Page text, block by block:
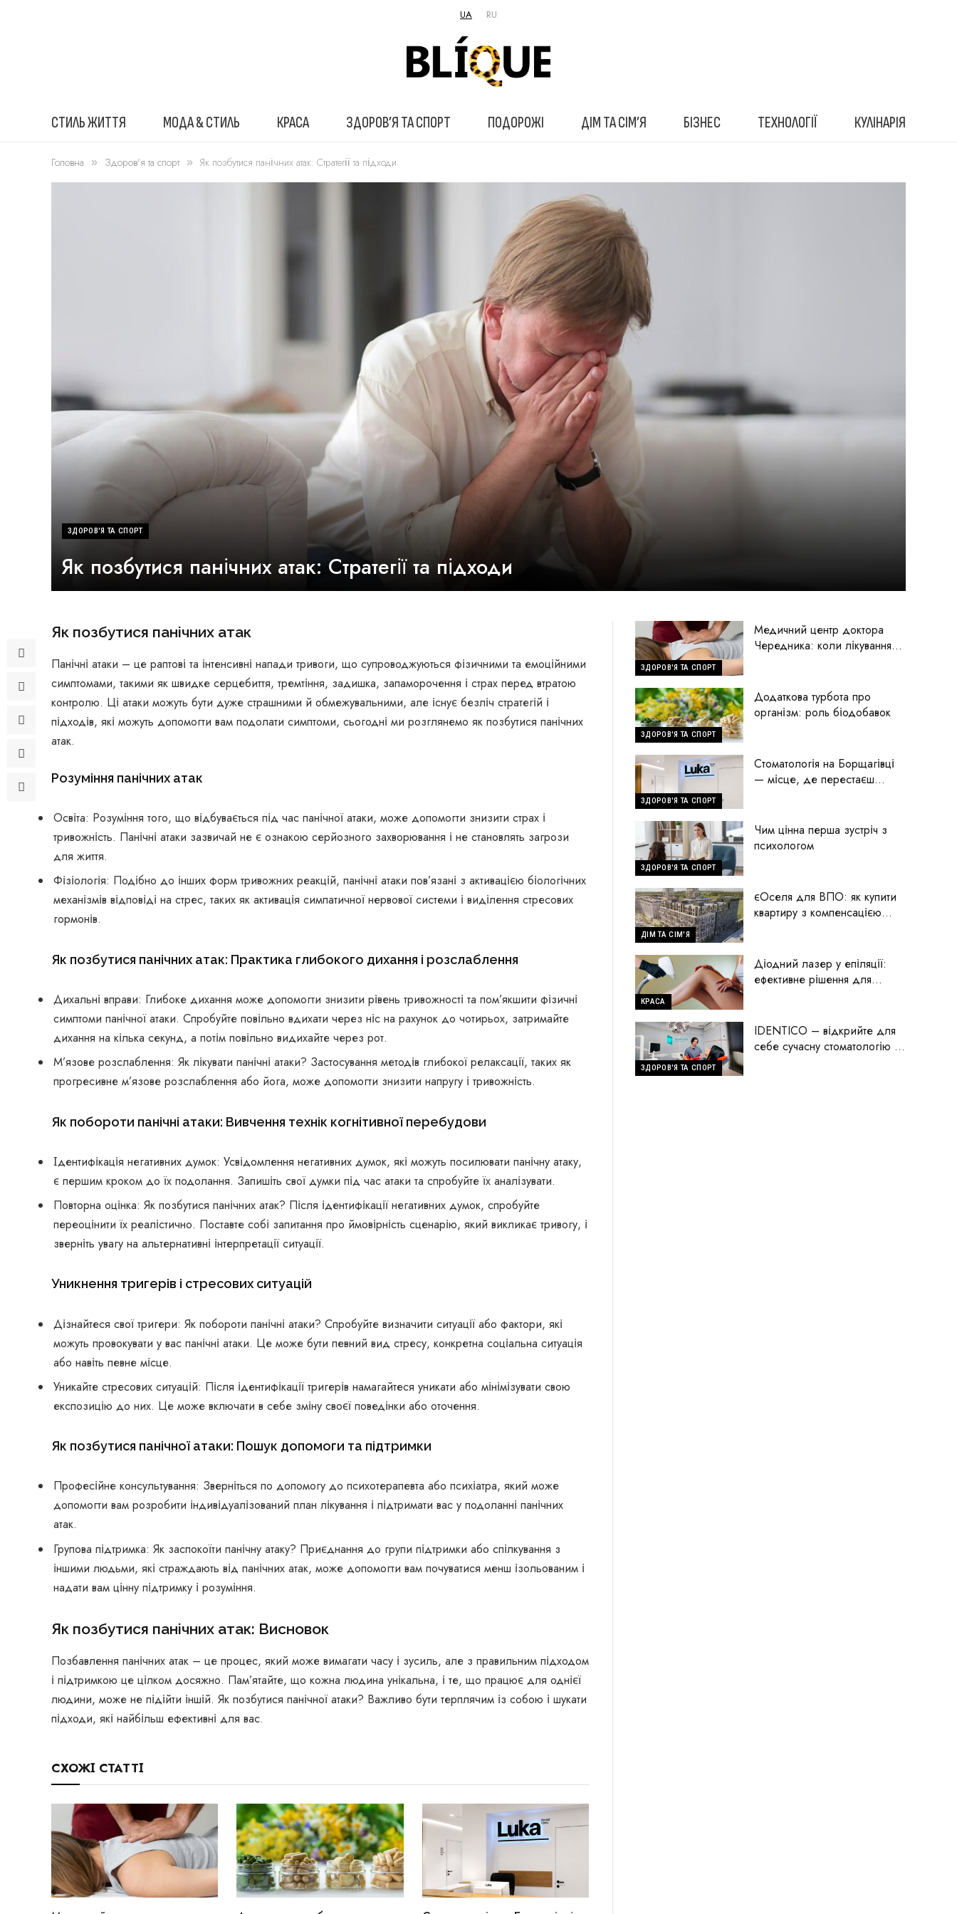
UA RU
СТИЛЬ ЖИТТЯ МОДА & СТИЛЬ КРАСА ЗДОРОВ’Я ТА СПОРТ ПОДОРОЖІ ДІМ ТА СІМ’Я БІЗНЕС ТЕХНОЛОГІЇ КУЛІНАРІЯ
Головна » Здоров'я та спорт » Як позбутися панічних атак: Стратегії та підходи
ЗДОРОВ'Я ТА СПОРТ
Як позбутися панічних атак: Стратегії та підходи
Як позбутися панічних атак
Панічні атаки – це раптові та інтенсивні напади тривоги, що супроводжуються фізичними та емоційними
симптомами, такими як швидке серцебиття, тремтіння, задишка, запаморочення і страх перед втратою
контролю. Ці атаки можуть бути дуже страшними й обмежувальними, але існує безліч стратегій і
підходів, які можуть допомогти вам подолати симптоми, сьогодні ми розглянемо як позбутися панічних
атак.
Розуміння панічних атак
Освіта: Розуміння того, що відбувається під час панічної атаки, може допомогти знизити страх і
тривожність. Панічні атаки зазвичай не є ознакою серйозного захворювання і не становлять загрози
для життя.
Фізіологія: Подібно до інших форм тривожних реакцій, панічні атаки пов’язані з активацією біологічних
механізмів відповіді на стрес, таких як активація симпатичної нервової системи і виділення стресових
гормонів.
Як позбутися панічних атак: Практика глибокого дихання і розслаблення
Дихальні вправи: Глибоке дихання може допомогти знизити рівень тривожності та пом’якшити фізичні
симптоми панічної атаки. Спробуйте повільно вдихати через ніс на рахунок до чотирьох, затримайте
дихання на кілька секунд, а потім повільно видихайте через рот.
М’язове розслаблення: Як лікувати панічні атаки? Застосування методів глибокої релаксації, таких як
прогресивне м’язове розслаблення або йога, може допомогти знизити напругу і тривожність.
Як побороти панічні атаки: Вивчення технік когнітивної перебудови
Ідентифікація негативних думок: Усвідомлення негативних думок, які можуть посилювати панічну атаку,
є першим кроком до їх подолання. Запишіть свої думки під час атаки та спробуйте їх аналізувати.
Повторна оцінка: Як позбутися панічних атак? Після ідентифікації негативних думок, спробуйте
переоцінити їх реалістично. Поставте собі запитання про ймовірність сценарію, який викликає тривогу, і
зверніть увагу на альтернативні інтерпретації ситуації.
Уникнення тригерів і стресових ситуацій
Дізнайтеся свої тригери: Як побороти панічні атаки? Спробуйте визначити ситуації або фактори, які
можуть провокувати у вас панічні атаки. Це може бути певний вид стресу, конкретна соціальна ситуація
або навіть певне місце.
Уникайте стресових ситуацій: Після ідентифікації тригерів намагайтеся уникати або мінімізувати свою
експозицію до них. Це може включати в себе зміну своєї поведінки або оточення.
Як позбутися панічної атаки: Пошук допомоги та підтримки
Професійне консультування: Зверніться по допомогу до психотерапевта або психіатра, який може
допомогти вам розробити індивідуалізований план лікування і підтримати вас у подоланні панічних
атак.
Групова підтримка: Як заспокоїти панічну атаку? Приєднання до групи підтримки або спілкування з
іншими людьми, які страждають від панічних атак, може допомогти вам почуватися менш ізольованим і
надати вам цінну підтримку і розуміння.
Як позбутися панічних атак: Висновок
Позбавлення панічних атак – це процес, який може вимагати часу і зусиль, але з правильним підходом
і підтримкою це цілком досяжно. Пам’ятайте, що кожна людина унікальна, і те, що працює для однієї
людини, може не підійти іншій. Як позбутися панічної атаки? Важливо бути терплячим із собою і шукати
підходи, які найбільш ефективні для вас.
СХОЖІ СТАТТІ
ЗДОРОВ'Я ТА СПОРТ
Медичний центр доктора
Чередника: коли лікування
ЗДОРОВ'Я ТА СПОРТ
Додаткова турбота про
організм: роль біодобавок
ЗДОРОВ'Я ТА СПОРТ
Стоматологія на Борщагівці
— місце, де перестаєш
ЗДОРОВ'Я ТА СПОРТ
Чим цінна перша зустріч з
психологом
ДІМ ТА СІМ'Я
єОселя для ВПО: як купити
квартиру з компенсацією
КРАСА
Діодний лазер у епіляції:
ефективне рішення для
ЗДОРОВ'Я ТА СПОРТ
IDENTICO – відкрийте для
себе сучасну стоматологію на